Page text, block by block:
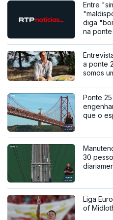
Entre
diga
na
a ponte
somos
Ponte
que o
30
Liga
of